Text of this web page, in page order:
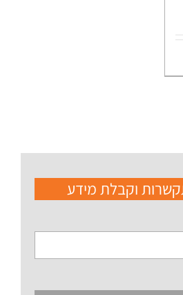
וקבלת מידע